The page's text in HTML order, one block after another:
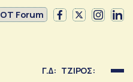
OT Forum
Γ.Δ: ΤΖΙΡΟΣ: